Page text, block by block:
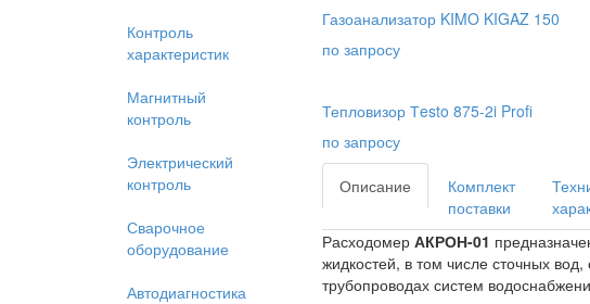
Контроль
характеристик
Магнитный
контроль
Электрический
контроль
Сварочное
оборудование
Автодиагностика
Газоанализатор KIMO KIGAZ 150
по запросу
Тепловизор Тesto 875-2i Profi
по запросу
Описание
Комплект
поставки
Расходомер АКРОН-01
жидкостей, в том числе сточных
трубопроводах систем